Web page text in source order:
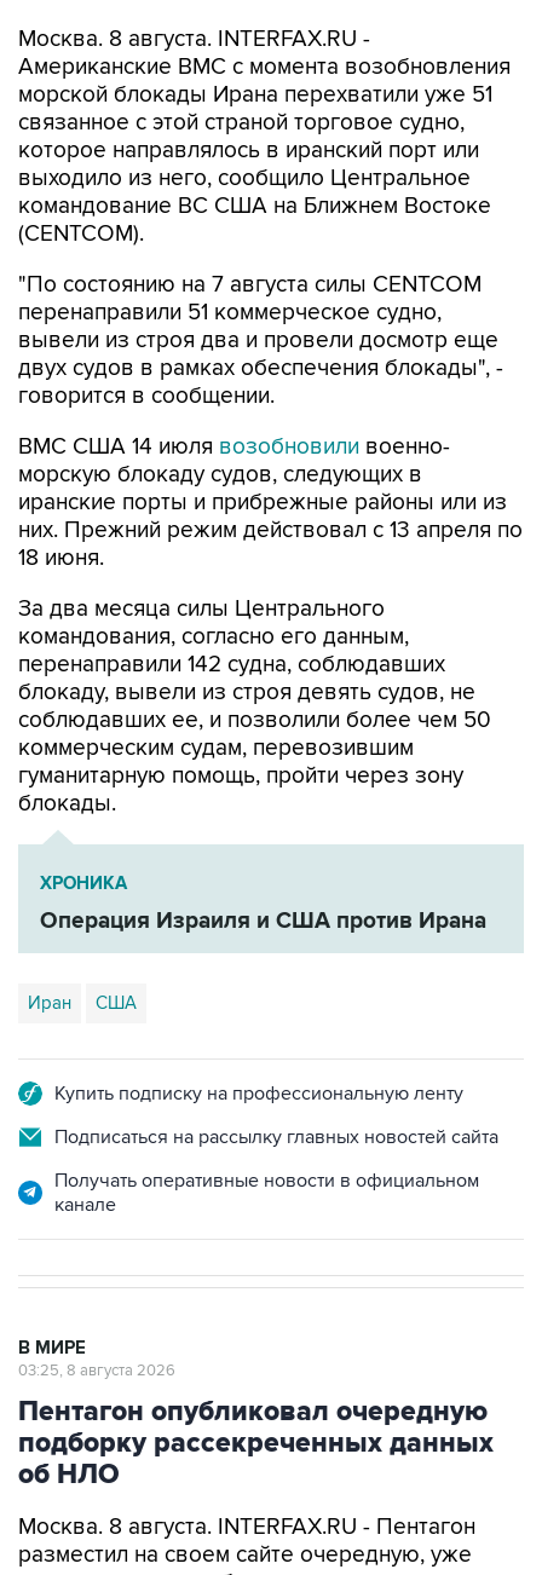
морской блокады Ирана перехватили уже 51
связанное с этой страной торговое судно,
которое направлялось в иранский порт или
выходило из него, сообщило Центральное
командование ВС США на Ближнем Востоке
(CENTCOM).
"По состоянию на 7 августа силы CENTCOM
вывели из строя два и провели досмотр еще
двух судов в рамках обеспечения блокады", -
говорится в сообщении.
ВМС США 14 июлявозобновили
иранские порты и прибрежные районы или из
них. Прежний режим действовал с 13 апреля по
18 июня.
За два месяца силы Центрального
перенаправили 142 судна, соблюдавших
блокаду, вывели из строя девять судов, не
соблюдавших ее, и позволили более чем 50
коммерческим судам, перевозившим
гуманитарную помощь, пройти через зону
блокады.
ХРОНИКА
Операция Израиля и США против Ирана
Иран США
Подписаться на рассылку главных новостей сайта
Получать оперативные новости в официальном
Пентагон опубликовал очередную
подборку рассекреченных данных
об НЛО
Москва. 8 августа. INTERFAX.RU - Пентагон
пятую по счету подборку рассекреченных
американских данных о неопознанных